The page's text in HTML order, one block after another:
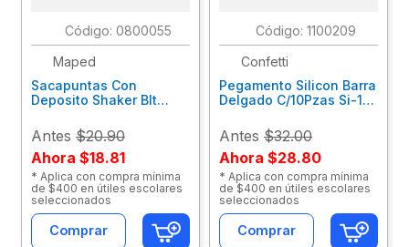
: 0800055
Maped
Sacapuntas Con
Deposito Shaker Blt
Antes $20.90
Ahora $18.81
* Aplica con compra mínima
de $400 en útiles escolares
seleccionados
Comprar
: 1100209
Confetti
Pegamento Silicon Barra
Delgado C/10Pzas Si-10
Antes $32.00
Ahora $28.80
* Aplica con compra mínima
de $400 en útiles escolares
seleccionados
Comprar